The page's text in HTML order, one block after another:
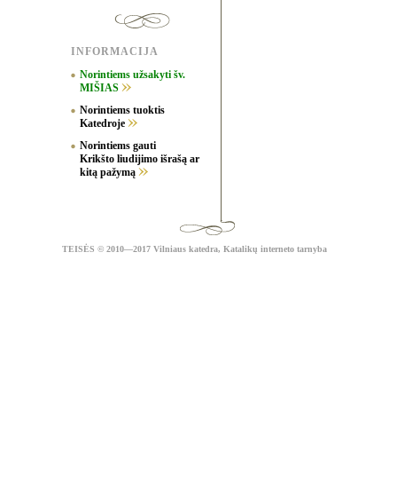
INFORMACIJA
Norintiems užsakyti šv.
MIŠIAS
Norintiems tuoktis
Katedroje
Norintiems gauti
Krikšto liudijimo išrašą ar
kitą pažymą
TEISĖS © 2010—2017 Vilniaus katedra, Katalikų interneto tarnyba